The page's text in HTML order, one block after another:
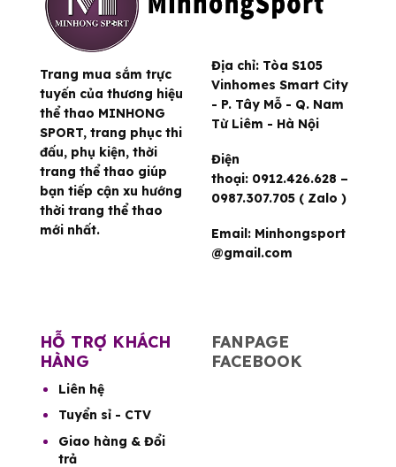
Trang mua sắm trực
tuyến của thương hiệu
thể thao MINHONG
SPORT, trang phục thi
đấu, phụ kiện, thời
trang thể thao giúp
bạn tiếp cận xu hướng
thời trang thể thao
mới nhất.
Địa chỉ: Tòa S105
Vinhomes Smart City
- P. Tây Mỗ - Q. Nam
Từ Liêm - Hà Nội
Điện
thoại: 0912.426.628 –
0987.307.705 ( Zalo )
Email: Minhongsport
@gmail.com
HỖ TRỢ KHÁCH
HÀNG
Liên hệ
Tuyển sỉ - CTV
Giao hàng & Đổi
trả
FANPAGE
FACEBOOK